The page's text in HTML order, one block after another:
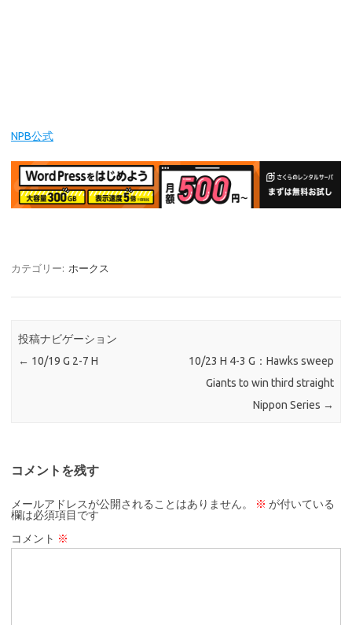
NPB公式
カテゴリー: ホークス
投稿ナビゲーション
← 10/19 G 2-7 H
10/23 H 4-3 G：Hawks sweep
Giants to win third straight
Nippon Series →
コメントを残す
メールアドレスが公開されることはありません。 ※ が付いている
欄は必須項目です
コメント ※